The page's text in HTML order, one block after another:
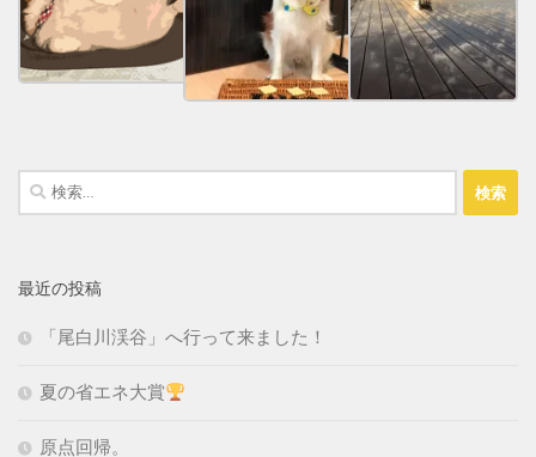
検
索:
最近の投稿
「尾白川渓谷」へ行って来ました！
夏の省エネ大賞
原点回帰。